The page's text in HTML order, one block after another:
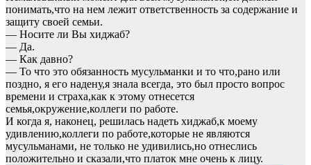
понимать,что на нем лежит ответственность за содержание и
защиту своей семьи.
— Носите ли Вы хиджаб?
— Да.
— Как давно?
— То что это обязанность мусульманки и то что,рано или
поздно, я его надену,я знала всегда, это был просто вопрос
времени и страха,как к этому отнесется
семья,окружение,коллеги по работе.
И когда я, наконец, решилась надеть хиджаб,к моему
удивлению,коллеги по работе,которые не являются
мусульманами, не только не удивились,но отнеслись
положительно и сказали,что платок мне очень к лицу.